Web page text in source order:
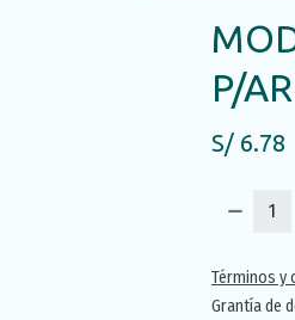
P/
S/ 6.78
Términos y
Grantía de